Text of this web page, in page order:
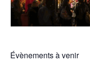
Évènements à venir